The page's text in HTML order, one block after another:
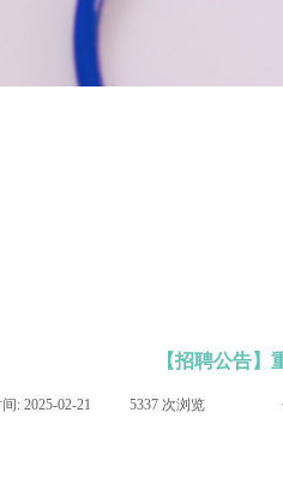
【招聘公告
: 2025-02-21 5337 次浏览